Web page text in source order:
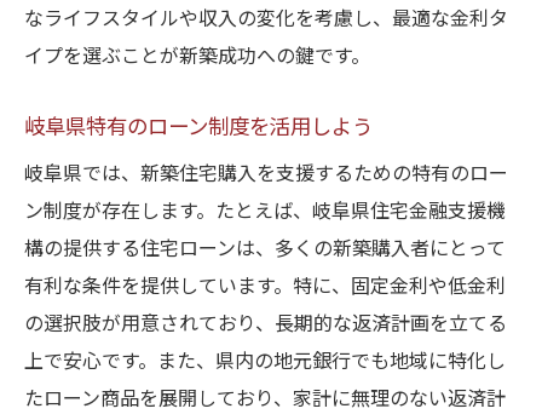
新築ローンで得られるメリット
専門家の助言で理想の家を建てる
岐阜県での新築計画に役立つローンの基礎知識
住宅ローンの基本用語解説
ローン申請の流れと手続き
返済期間の設定とその影響
融資限度額の考え方
ローンと税制優遇の関係
なライフスタイルや収入の変化を考慮し、最適な金利タ
イプを選ぶことが新築成功への鍵です。
岐阜県特有のローン制度を活用しよう
岐阜県では、新築住宅購入を支援するための特有のロー
ン制度が存在します。たとえば、岐阜県住宅金融支援機
構の提供する住宅ローンは、多くの新築購入者にとって
有利な条件を提供しています。特に、固定金利や低金利
の選択肢が用意されており、長期的な返済計画を立てる
上で安心です。また、県内の地元銀行でも地域に特化し
たローン商品を展開しており、家計に無理のない返済計